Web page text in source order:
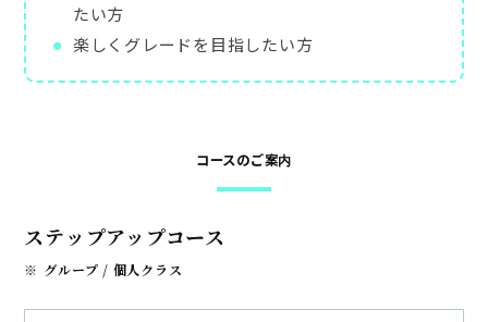
お申込み・お問い合わせ
たい方
楽しくグレードを目指したい方
コースのご案内
ステップアップコース
グループ / 個人クラス